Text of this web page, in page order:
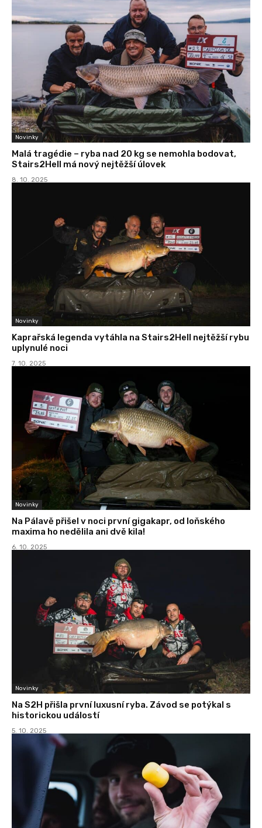
Novinky
Malá tragédie – ryba nad 20 kg se nemohla bodovat,
Stairs2Hell má nový nejtěžší úlovek
8. 10. 2025
Novinky
Kaprařská legenda vytáhla na Stairs2Hell nejtěžší rybu
uplynulé noci
7. 10. 2025
Novinky
Na Pálavě přišel v noci první gigakapr, od loňského
maxima ho nedělila ani dvě kila!
6. 10. 2025
Novinky
Na S2H přišla první luxusní ryba. Závod se potýkal s
historickou událostí
5. 10. 2025